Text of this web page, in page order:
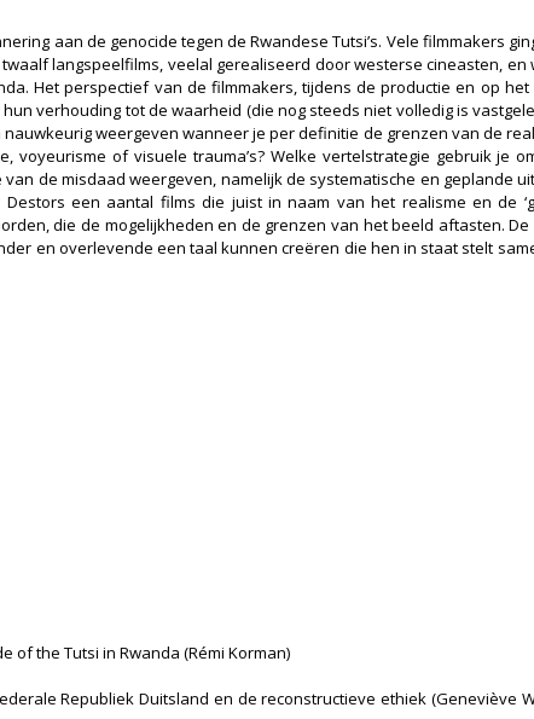
aan de genocide tegen de Rwandese Tutsi’s. Vele filmmakers
langspeelfilms, veelal gerealiseerd door westerse cineasten, en
Het perspectief van de filmmakers, tijdens de productie en op
verhouding tot de waarheid (die nog steeds niet volledig is
weergeven wanneer je per definitie de grenzen van de
of visuele trauma’s? Welke vertelstrategie gebruik je
de misdaad weergeven, namelijk de systematische en geplande
een aantal films die juist in naam van het realisme en de
die de mogelijkheden en de grenzen van het beeld aftasten.
en overlevende een taal kunnen creëren die hen in staat stelt
of the Tutsi in Rwanda (Rémi Korman)
Republiek Duitsland en de reconstructieve ethiek (Geneviève